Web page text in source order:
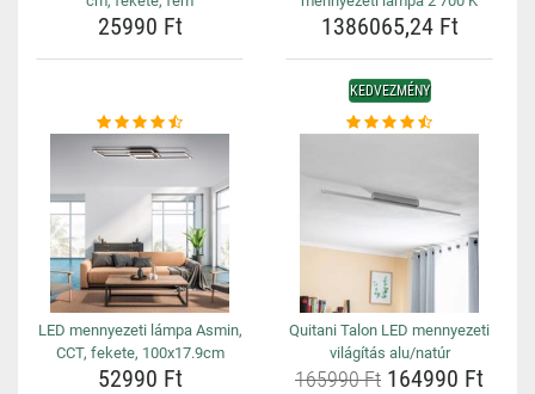
25990 Ft 1386065,24 Ft
LED mennyezeti lámpa Asmin,
CCT, fekete, 100x17.9cm
52990 Ft
KEDVEZMÉNY
Quitani Talon LED mennyezeti
világítás alu/natúr
165990 Ft 164990 Ft